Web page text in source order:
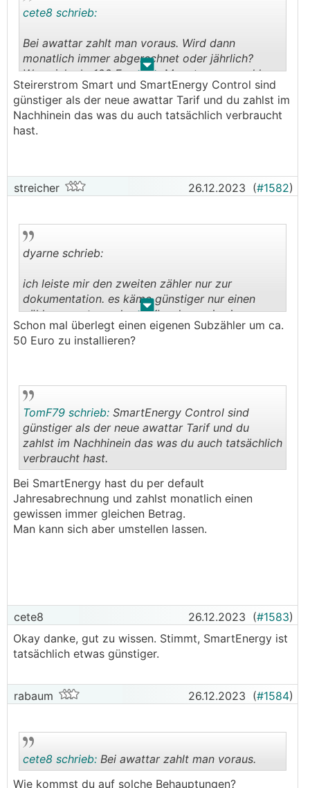
. .
cete8 schrieb:
Bei awattar zahlt man voraus. Wird dann
monatlich immer abgerechnet oder jährlich?
Wenn ich zb. 100 Euro pro Monat voraus zahle
und in 1. Monat nur 80 verbraucht habe und im 2.
Monat wieder 80. Bekomme ich dann 40 Euro
zurücküberwiesen oder bleibt die Summe bis zur
Abrechnung quasi als "Guthaben" bei awattar?
Steirerstrom Smart und SmartEnergy Control sind
günstiger als der neue awattar Tarif und du zahlst im
Nachhinein das was du auch tatsächlich verbraucht
hast.
streicher 26.12.2023 (#1582)
. .
dyarne schrieb:
ich leiste mir den zweiten zähler nur zur
dokumentation. es käme günstiger nur einen
zähler zu nutzen, dann wäre der preis ein
mischpreis aus den beiden obigen...
Schon mal überlegt einen eigenen Subzähler um ca.
50 Euro zu installieren?
..
TomF79 schrieb: SmartEnergy Control sind
günstiger als der neue awattar Tarif und du
zahlst im Nachhinein das was du auch tatsächlich
verbraucht hast.
Bei SmartEnergy hast du per default
Jahresabrechnung und zahlst monatlich einen
gewissen immer gleichen Betrag.
Man kann sich aber umstellen lassen.
cete8 26.12.2023 (#1583)
Okay danke, gut zu wissen. Stimmt, SmartEnergy ist
tatsächlich etwas günstiger.
rabaum 26.12.2023 (#1584)
cete8 schrieb: Bei awattar zahlt man voraus.
Wie kommst du auf solche Behauptungen?